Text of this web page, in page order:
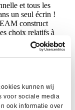
kunnen wij
voor sociale media
ook informatie over
et tous les
un seul écrin !
construct
choix relatifs à
renforcée),
ainsi qu’aux
ventilation.
le cahier des
offre :